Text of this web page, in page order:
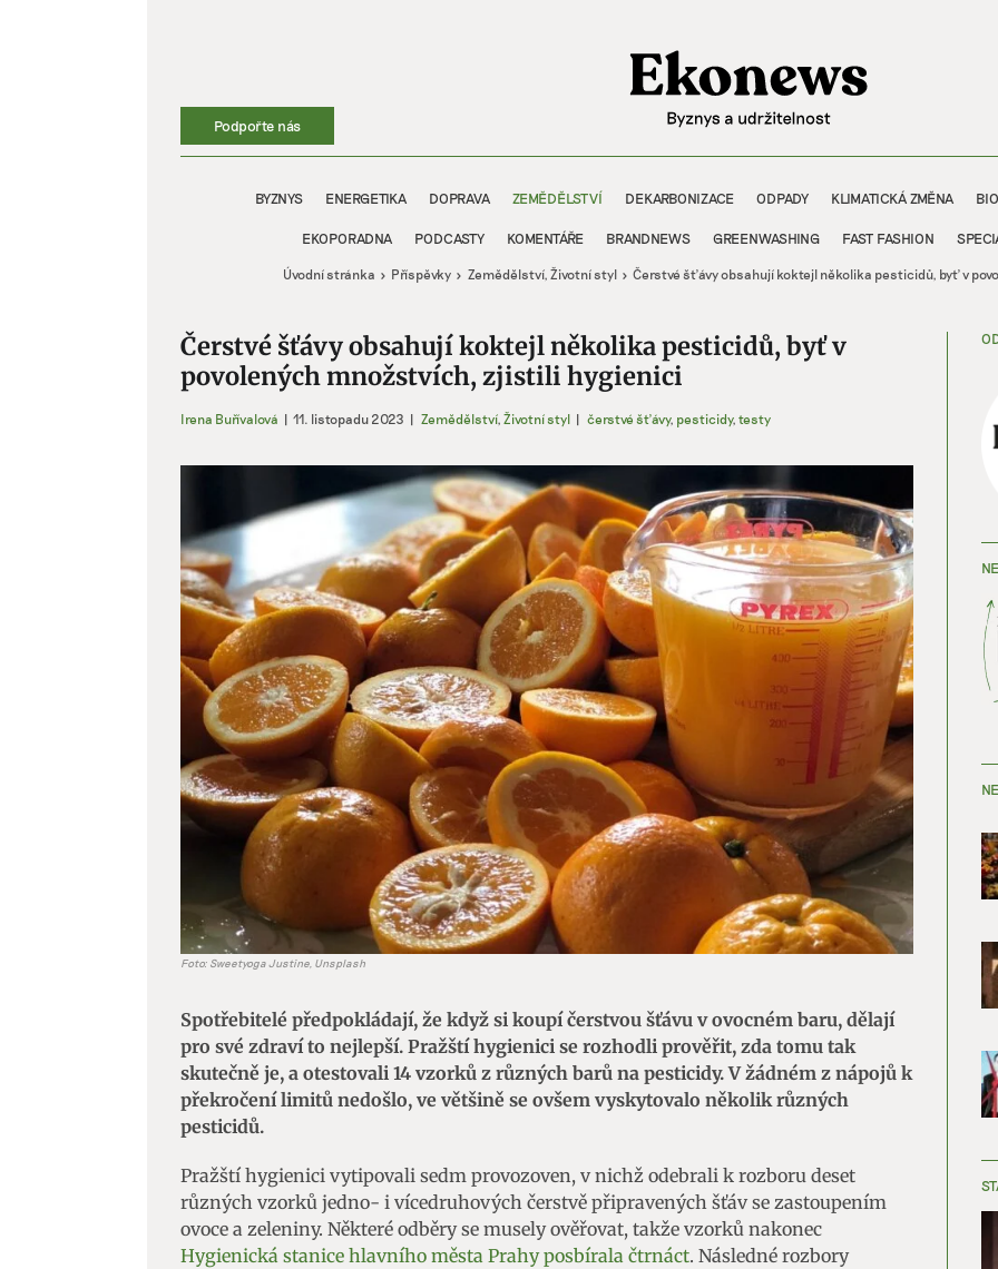
Podpořte nás
BYZNYS ENERGETIKA DOPRAVA ZEMĚDĚLSTVÍ DEKARBONIZACE ODPADY KLIMATICKÁ ZMĚNA
EKOPORADNA PODCASTY KOMENTÁŘE BRANDNEWS GREENWASHING FAST FASHION
Úvodní stránka Příspěvky Zemědělství Životní styl Čerstvé šťávy obsahují koktejl několika pesticidů, byť v
Čerstvé šťávy obsahují koktejl několika pesticidů, byť v
povolených množstvích, zjistili hygienici
Irena Buřívalová | 11. listopadu 2023 | Zemědělství, Životní styl | čerstvé šťávy, pesticidy, testy
obrázek
Foto: Sweetyoga Justine, Unsplash
Spotřebitelé předpokládají, že když si koupí čerstvou šťávu v ovocném baru, dělají
pro své zdraví to nejlepší. Pražští hygienici se rozhodli prověřit, zda tomu tak
skutečně je, a otestovali 14 vzorků z různých barů na pesticidy. V žádném z nápojů k
překročení limitů nedošlo, ve většině se ovšem vyskytovalo několik různých
pesticidů.
Pražští hygienici vytipovali sedm provozoven, v nichž odebrali k rozboru deset
různých vzorků jedno- i vícedruhových čerstvě připravených šťáv se zastoupením
ovoce a zeleniny. Některé odběry se musely ověřovat, takže vzorků nakonec
Hygienická stanice hlavního města Prahy posbírala čtrnáct. Následné rozbory